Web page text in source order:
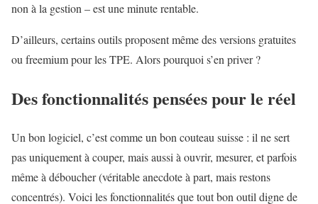
non à la gestion – est une minute rentable.
D’ailleurs, certains outils proposent même des versions gratuites
ou freemium pour les TPE. Alors pourquoi s’en priver ?
Des fonctionnalités pensées pour le réel
Un bon logiciel, c’est comme un bon couteau suisse : il ne sert
pas uniquement à couper, mais aussi à ouvrir, mesurer, et parfois
même à déboucher (véritable anecdote à part, mais restons
concentrés). Voici les fonctionnalités que tout bon outil digne de